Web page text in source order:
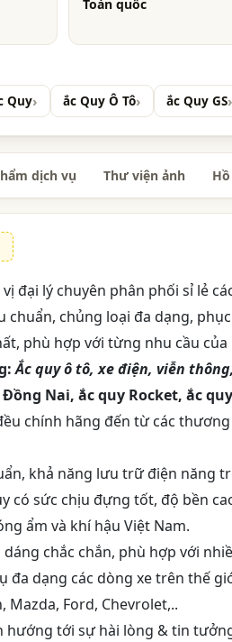
Toàn quốc
Quy ắc Quy Ô Tô ắc Quy GS
dịch vụ Thư viện ảnh
đại lý chuyên phân phối sỉ lẻ
chủng loại đa dạng,
phù hợp với từng nhu cầu của
Ắc quy ô tô, xe điện, viễn
Đồng Nai, ắc quy Rocket, ắc
chính hãng đến từ các
khả năng lưu trữ điện năng
có sức chịu đựng tốt, độ bền
ẩm và khí hậu Việt Nam.
chắc chắn, phù hợp với
đa dạng các dòng xe trên thế
Mazda, Ford, Chevrolet,..
hướng tới sự hài lòng & tin